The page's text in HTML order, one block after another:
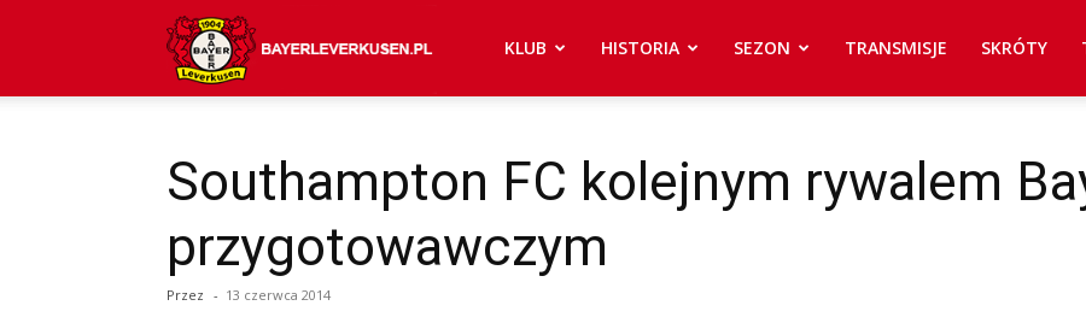
Leverkusen
KLUB HISTORIA SEZON TRANSMISJE SKRÓTY
Southampton FC kolejnym rywalem
przygotowawczym
Przez - 13 czerwca 2014